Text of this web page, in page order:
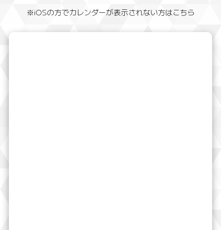
※iOSの方でカレンダーが表示されない方はこちら